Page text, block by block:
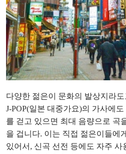
다양한 젊은이 문화의 발상지라
J-POP(일본 대중가요)의 가사에
를 걷고 있으면 최대 음량으로 곡
을 겁니다. 이는 직접 젊은이들에
있어서, 신곡 선전 등에도 자주 사